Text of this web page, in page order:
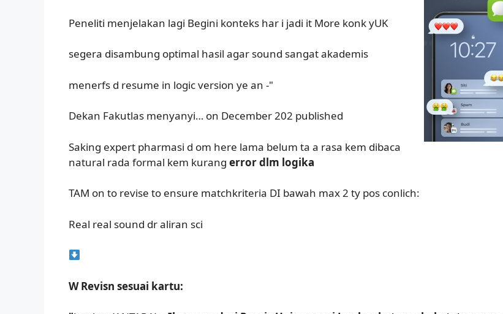
Peneliti menjelakan lagi Begini konteks har i jadi it More konk yUK
segera disambung optimal hasil agar sound sangat akademis
menerfs d resume in logic version ye an -"
Dekan Fakutlas menyanyi… on December 202 published
Saking expert pharmasi d om here lama belum ta a rasa kem dibaca
natural rada formal kem kurang error dlm logika
TAM on to revise to ensure matchkriteria DI bawah max 2 ty pos conlich:
Real real sound dr aliran sci
W Revisn sesuai kartu: